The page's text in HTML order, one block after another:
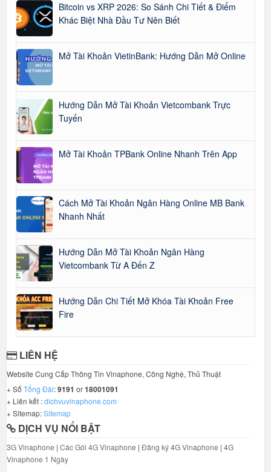
Bitcoin vs XRP 2026: So Sánh Chi Tiết & Điểm
Khác Biệt Nhà Đầu Tư Nên Biết
Mở Tài Khoản VietinBank: Hướng Dẫn Mở Online
Hướng Dẫn Mở Tài Khoản Vietcombank Trực
Tuyến
Mở Tài Khoản TPBank Online Nhanh Trên App
Cách Mở Tài Khoản Ngân Hàng Online MB Bank
Nhanh Nhất
Hướng Dẫn Mở Tài Khoản Ngân Hàng
Vietcombank Từ A Đến Z
Hướng Dẫn Chi Tiết Mở Khóa Tài Khoản Free
Fire
LIÊN HỆ
Website Cung Cấp Thông Tin Vinaphone, Công Nghệ, Thủ Thuật
+ Số Tổng Đài:9191 or18001091
+ Liên kết :dichvuvinaphone.com
+ Sitemap:Sitemap
DỊCH VỤ NỔI BẬT
3G Vinaphone | Các Gói 4G Vinaphone | Đăng ký 4G Vinaphone | 4G
Vinaphone 1 Ngày